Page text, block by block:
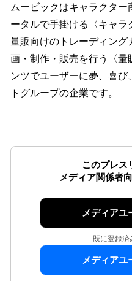
ムービックはキャラクター
ータルで手掛ける〈キャ
量販向けのトレーディング
画・制作・販売を行う〈量
ンツでユーザーに夢、喜び
トグループの企業です。
このプレス
メディア関係者
メディアユ
既に登録済
メディアユ